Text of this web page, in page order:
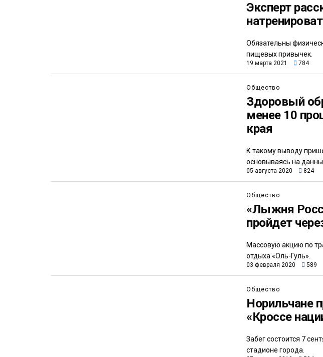
Эксперт
Обязательны
пищевых привычек.
19 марта 2021 784
Общество
Здоровый
менее 10
края
К такому выводу
основываясь на
05 августа 2020 824
Общество
«Лыжня
пройдет
Массовую акцию по
отдыха «Оль-Гуль».
03 февраля 2020 589
Общество
Норильчане
«Кроссе
Забег состоится 7
стадионе города.